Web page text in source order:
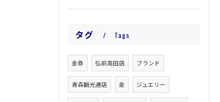
タグ Tags
金券 弘前高田店 ブランド
青森観光通店 金 ジュエリー